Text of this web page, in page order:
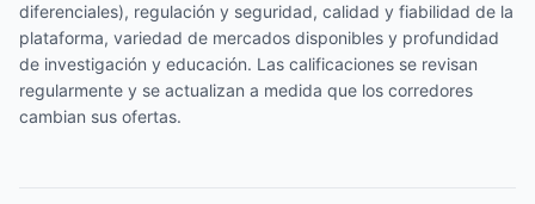
diferenciales), regulación y seguridad, calidad y fiabilidad de la
plataforma, variedad de mercados disponibles y profundidad
de investigación y educación. Las calificaciones se revisan
regularmente y se actualizan a medida que los corredores
cambian sus ofertas.